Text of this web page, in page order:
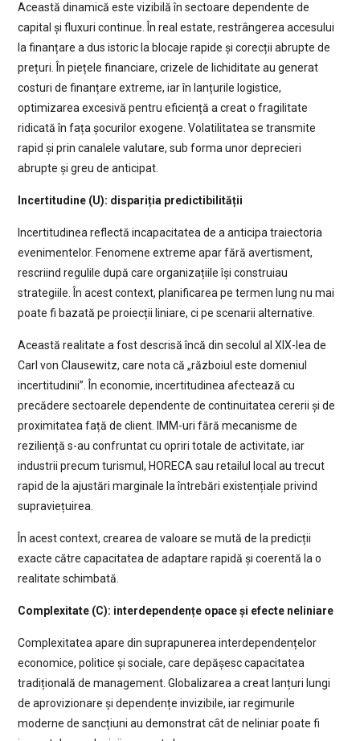
Această dinamică este vizibilă în sectoare dependente de
capital și fluxuri continue. În real estate, restrângerea accesului
la finanțare a dus istoric la blocaje rapide și corecții abrupte de
prețuri. În piețele financiare, crizele de lichiditate au generat
costuri de finanțare extreme, iar în lanțurile logistice,
optimizarea excesivă pentru eficiență a creat o fragilitate
ridicată în fața șocurilor exogene. Volatilitatea se transmite
rapid și prin canalele valutare, sub forma unor deprecieri
abrupte și greu de anticipat.
Incertitudine (U): dispariția predictibilității
Incertitudinea reflectă incapacitatea de a anticipa traiectoria
evenimentelor. Fenomene extreme apar fără avertisment,
rescriind regulile după care organizațiile își construiau
strategiile. În acest context, planificarea pe termen lung nu mai
poate fi bazată pe proiecții liniare, ci pe scenarii alternative.
Această realitate a fost descrisă încă din secolul al XIX-lea de
Carl von Clausewitz, care nota că „războiul este domeniul
incertitudinii”. În economie, incertitudinea afectează cu
precădere sectoarele dependente de continuitatea cererii și de
proximitatea față de client. IMM-uri fără mecanisme de
reziliență s-au confruntat cu opriri totale de activitate, iar
industrii precum turismul, HORECA sau retailul local au trecut
rapid de la ajustări marginale la întrebări existențiale privind
supraviețuirea.
În acest context, crearea de valoare se mută de la predicții
exacte către capacitatea de adaptare rapidă și coerentă la o
realitate schimbată.
Complexitate (C): interdependențe opace și efecte neliniare
Complexitatea apare din suprapunerea interdependențelor
economice, politice și sociale, care depășesc capacitatea
tradițională de management. Globalizarea a creat lanțuri lungi
de aprovizionare și dependențe invizibile, iar regimurile
moderne de sancțiuni au demonstrat cât de neliniar poate fi